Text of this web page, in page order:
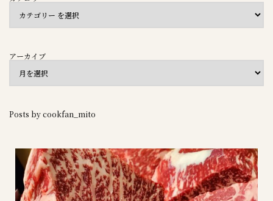
アーカイブ
Posts by cookfan_mito